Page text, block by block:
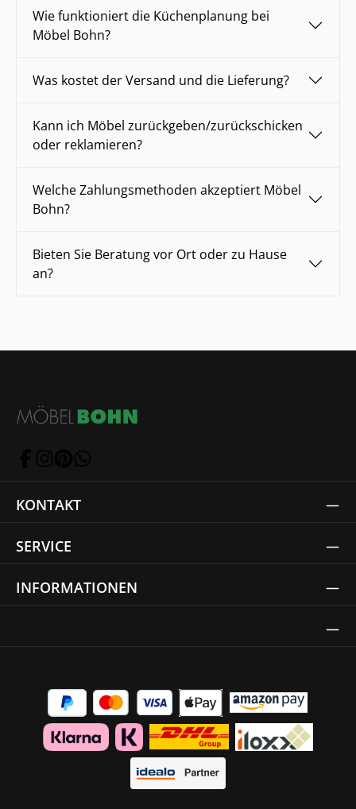
Wie funktioniert die Küchenplanung bei
Möbel Bohn?
Was kostet der Versand und die Lieferung?
Kann ich Möbel zurückgeben/zurückschicken
oder reklamieren?
Welche Zahlungsmethoden akzeptiert Möbel
Bohn?
Bieten Sie Beratung vor Ort oder zu Hause
an?
KONTAKT
SERVICE
INFORMATIONEN